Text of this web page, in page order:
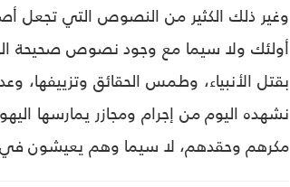
وغير ذلك الكثير من النصوص التي تجعل
أولئك ولا سيما مع وجود نصوص صحيحة
بقتل الأنبياء، وطمس الحقائق وتزييفها،
نشهده اليوم من إجرام ومجازر يمارسها
مكرهم وحقدهم، لا سيما وهم يعيشون في